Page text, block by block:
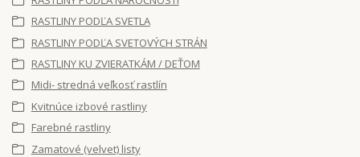
RASTLINY PODĽA SVETLA
RASTLINY PODĽA SVETOVÝCH STRÁN
RASTLINY KU ZVIERATKÁM / DEŤOM
Midi- stredná veľkosť rastlín
Kvitnúce izbové rastliny
Farebné rastliny
Zamatové (velvet) listy